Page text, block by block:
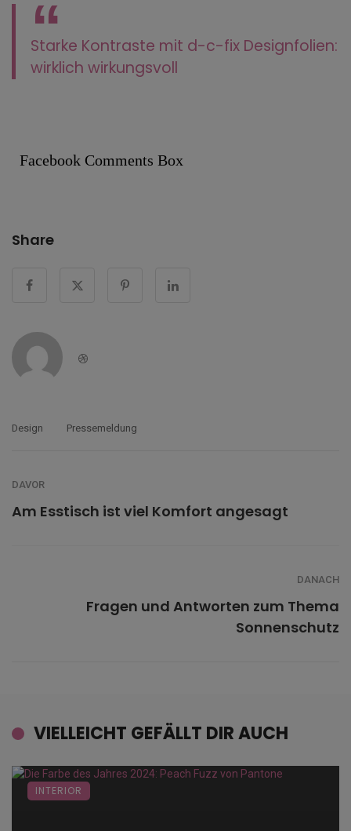
Starke Kontraste mit d-c-fix Designfolien:
wirklich wirkungsvoll
Facebook Comments Box
Share
Dribbble
Design Pressemeldung
DAVOR
Am Esstisch ist viel Komfort angesagt
DANACH
Fragen und Antworten zum Thema
Sonnenschutz
VIELLEICHT GEFÄLLT DIR AUCH
INTERIOR